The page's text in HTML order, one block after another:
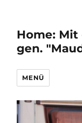
Home:
gen.
MENÜ